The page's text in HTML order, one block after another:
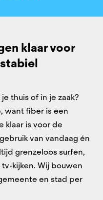
klaar voor
thuis of in je zaak?
want fiber is een
klaar is voor de
van vandaag én
grenzeloos surfen,
kijken. Wij bouwen
en stad per